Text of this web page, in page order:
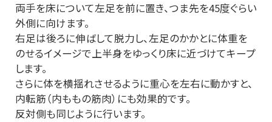
両手を床について左足を前に置き、つま先を45度ぐらい
外側に向けます。
右足は後ろに伸ばして脱力し、左足のかかとに体重を
のせるイメージで上半身をゆっくり床に近づけてキープ
します。
さらに体を横揺れさせるように重心を左右に動かすと、
内転筋（内ももの筋肉）にも効果的です。
反対側も同じように行います。